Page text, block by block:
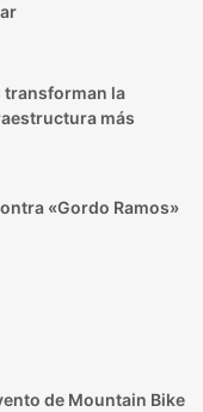
la
más
«Gordo Ramos»
de Mountain Bike